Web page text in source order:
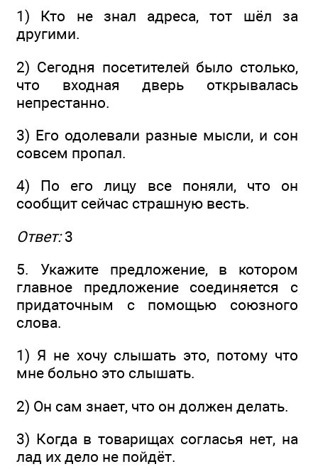
1) Кто не знал адреса, тот шёл за
другими.
2) Сегодня посетителей было столько,
что входная дверь открывалась
непрестанно.
3) Его одолевали разные мысли, и сон
совсем пропал.
4) По его лицу все поняли, что он
сообщит сейчас страшную весть.
Ответ:3
5. Укажите предложение, в котором
главное предложение соединяется с
придаточным с помощью союзного
слова.
1) Я не хочу слышать это, потому что
мне больно это слышать.
2) Он сам знает, что он должен делать.
3) Когда в товарищах согласья нет, на
лад их дело не пойдёт.